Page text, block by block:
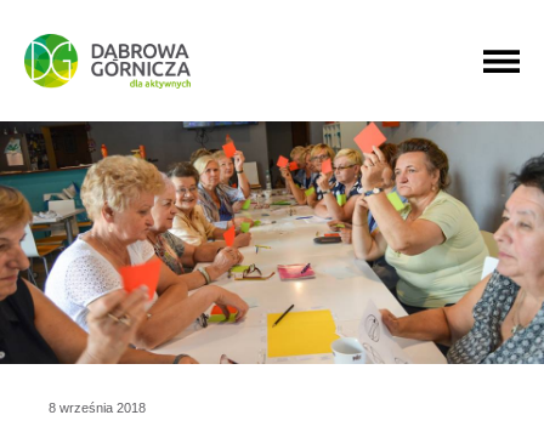
PRZEJDŹ DO MENU GŁÓWNEGO
PRZEJDŹ DO WYSZUKIWARKI
PRZEJDŹ DO TREŚCI
8 września 2018